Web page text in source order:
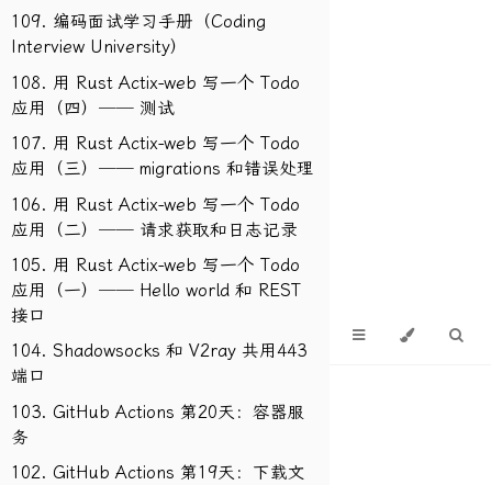
109. 编码面试学习手册（Coding
Interview University）
108. 用 Rust Actix-web 写一个 Todo
应用（四）── 测试
107. 用 Rust Actix-web 写一个 Todo
应用（三）── migrations 和错误处理
106. 用 Rust Actix-web 写一个 Todo
应用（二）── 请求获取和日志记录
105. 用 Rust Actix-web 写一个 Todo
应用（一）── Hello world 和 REST
接口
104. Shadowsocks 和 V2ray 共用443
端口
103. GitHub Actions 第20天：容器服
务
102. GitHub Actions 第19天：下载文